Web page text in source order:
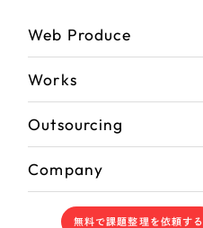
Web Produce
Works
Outsourcing
Company
無料で課題整理を依頼する